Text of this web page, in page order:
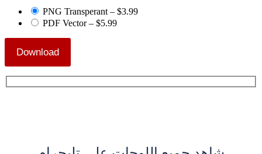
PNG Transperant – $3.99
PDF Vector– $5.99
Download